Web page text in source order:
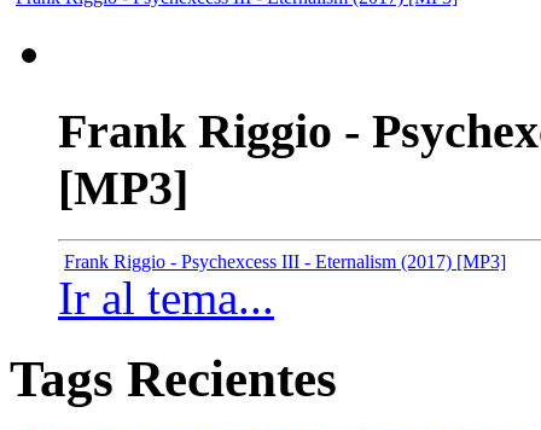
Frank Riggio -
[MP3]
Frank Riggio - Psychexcess III - Eternalism (2017) [MP3]
Ir al tema...
Tags Recientes